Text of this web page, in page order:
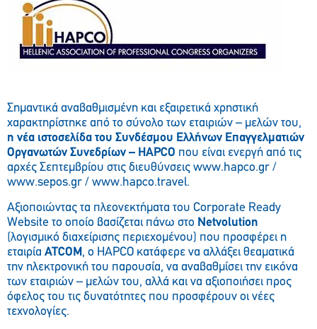
Σημαντικά αναβαθμισμένη και εξαιρετικά χρηστική
χαρακτηρίστηκε από το σύνολο των εταιριών – μελών του,
η νέα ιστοσελίδα του Συνδέσμου Ελλήνων Επαγγελματιών
Οργανωτών Συνεδρίων – HAPCO που είναι ενεργή από τις
αρχές Σεπτεμβρίου στις διευθύνσεις www.hapco.gr /
www.sepos.gr / www.hapco.travel.
Αξιοποιώντας τα πλεονεκτήματα του Corporate Ready
Website το οποίο βασίζεται πάνω στο Netvolution
(λογισμικό διαχείρισης περιεχομένου) που προσφέρει η
εταιρία ATCOM , ο HAPCO κατάφερε να αλλάξει θεαματικά
την ηλεκτρονική του παρουσία, να αναβαθμίσει την εικόνα
των εταιριών – μελών του, αλλά και να αξιοποιήσει προς
όφελος του τις δυνατότητες που προσφέρουν οι νέες
τεχνολογίες.